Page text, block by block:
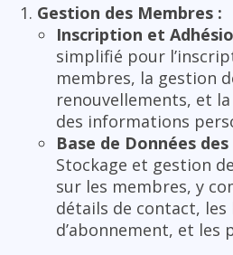
Gestion des Membres :
Inscription et
simplifié pour
membres, la gestion
renouvellements, et
des informations
Base de Données
Stockage et gestion
sur les membres, y
détails de contact,
d’abonnement, et les